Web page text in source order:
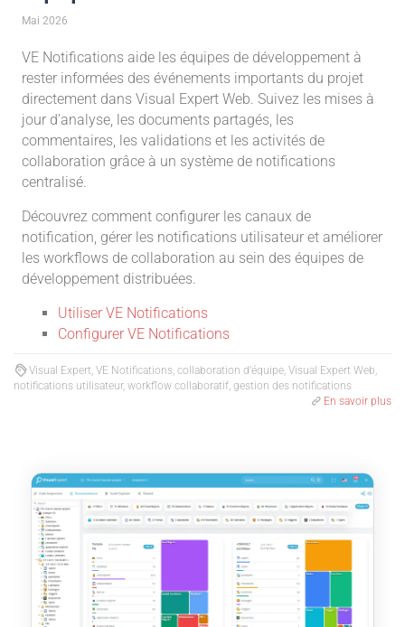
Mai 2026
VE Notifications aide les équipes de développement à
rester informées des événements importants du projet
directement dans Visual Expert Web. Suivez les mises à
jour d’analyse, les documents partagés, les
commentaires, les validations et les activités de
collaboration grâce à un système de notifications
centralisé.
Découvrez comment configurer les canaux de
notification, gérer les notifications utilisateur et améliorer
les workflows de collaboration au sein des équipes de
développement distribuées.
Utiliser VE Notifications
Configurer VE Notifications
Visual Expert, VE Notifications, collaboration d’équipe, Visual Expert Web,
notifications utilisateur, workflow collaboratif, gestion des notifications
En savoir plus